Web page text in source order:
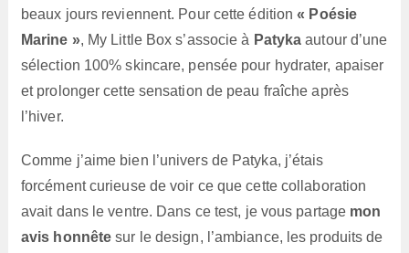
beaux jours reviennent. Pour cette édition« Poésie
Marine », My Little Box s’associe à Patyka autour d’une
sélection 100% skincare, pensée pour hydrater, apaiser
et prolonger cette sensation de peau fraîche après
l’hiver.
Comme j’aime bien l’univers de Patyka, j’étais
forcément curieuse de voir ce que cette collaboration
avait dans le ventre. Dans ce test, je vous partage mon
avis honnête sur le design, l’ambiance, les produits de